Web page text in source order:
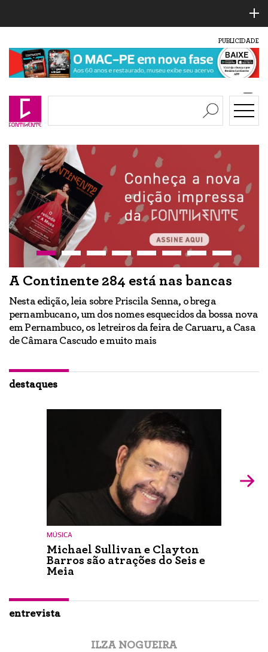
PUBLICIDADE
A Continente 284 está nas bancas
Nesta edição, leia sobre Priscila Senna, o brega
pernambucano, um dos nomes esquecidos da bossa nova
em Pernambuco, os letreiros da feira de Caruaru, a Casa
de Câmara Cascudo e muito mais
destaques
MÚSICA
Michael Sullivan e Clayton
Barros são atrações do Seis e
Meia
entrevista
ILZA NOGUEIRA